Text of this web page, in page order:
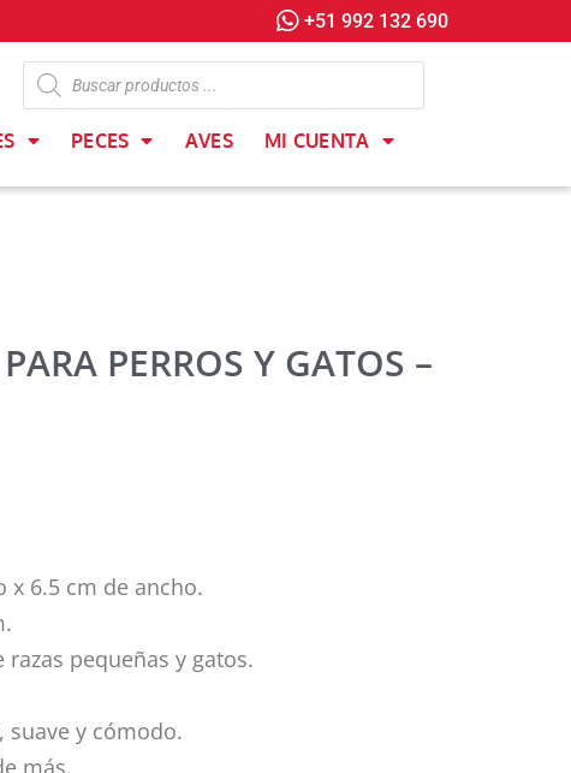
+51 992 132 690
PECES AVES MI CUENTA
PERROS Y GATOS –
x 6.5 cm de ancho.
pequeñas y gatos.
suave y cómodo.
más.